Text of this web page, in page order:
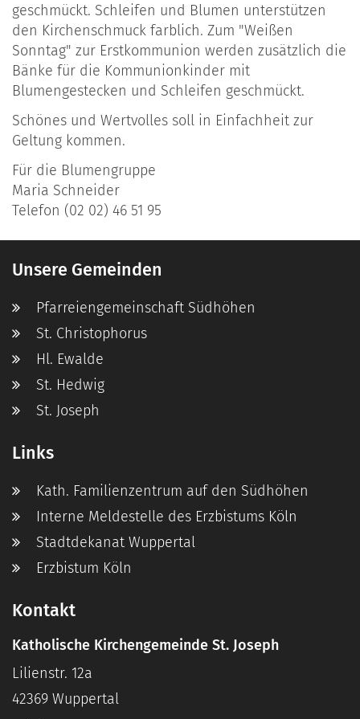
geschmückt. Schleifen und Blumen unterstützen
den Kirchenschmuck farblich. Zum "Weißen
Sonntag" zur Erstkommunion werden zusätzlich die
Bänke für die Kommunionkinder mit
Blumengestecken und Schleifen geschmückt.
Schönes und Wertvolles soll in Einfachheit zur
Geltung kommen.
Für die Blumengruppe
Maria Schneider
Telefon (02 02) 46 51 95
Unsere Gemeinden
Pfarreiengemeinschaft Südhöhen
St. Christophorus
Hl. Ewalde
St. Hedwig
St. Joseph
Links
Kath. Familienzentrum auf den Südhöhen
Interne Meldestelle des Erzbistums Köln
Stadtdekanat Wuppertal
Erzbistum Köln
Kontakt
Katholische Kirchengemeinde St. Joseph
Lilienstr. 12a
42369 Wuppertal